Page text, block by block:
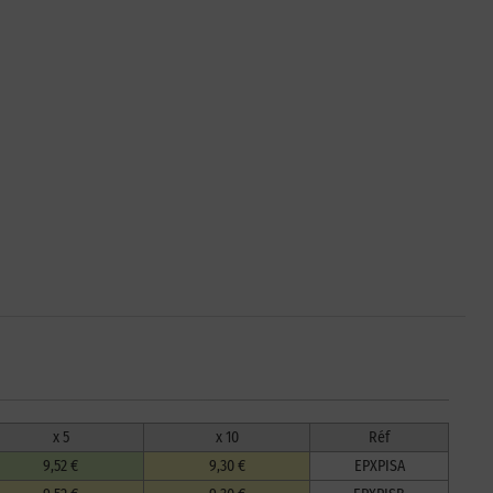
x 5 x 10
Réf
9,52 € 9,30 €
EPXPISA